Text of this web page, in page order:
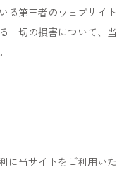
る第三者のウェブサイト
一切の損害について、当
に当サイトをご利用いた